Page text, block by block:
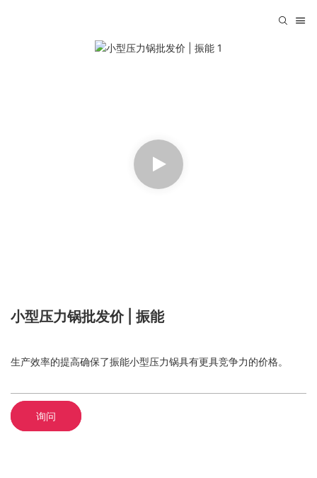
小型压力锅批发价 | 振能
生产效率的提高确保了振能小型压力锅具有更具竞争力的价格。
询问